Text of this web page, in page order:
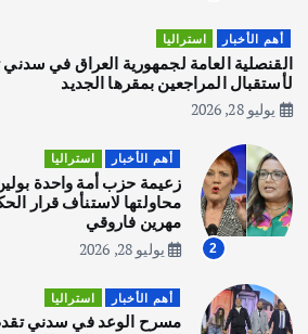
3
يوليو 30, 2026
4
المقبل
يوليو 28, 2026
أهم الأخبار ثقافة وفنون
انطلاق ورشة التمثيل في مدينة كلباء
أهم الأخبار استراليا
القنصلية العامة لجمهورية العراق في سدني
لأستقبال المراجعين بمقرها الجديد
يوليو 28, 2026
2
أهم الأخبار استراليا
زعيمة حزب أمة واحدة
محاولتها لاستنأف قرار
مهرين فاروقي
يوليو 28, 2026
أهم الأخبار استراليا
مسرح الوعد في سدني